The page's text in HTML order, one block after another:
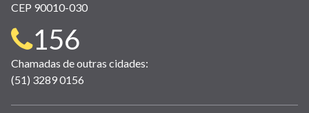
CEP 90010-030
Telefone
para
contato:
156
Chamadas de outras cidades:
(51) 3289 0156